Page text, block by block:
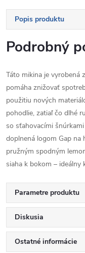
Popis produktu
Podrobný
Táto mikina je vyrobená
pomáha znižovať
použitiu nových
pohodlie, zatiaľ čo dlhé
so sťahovacími
doplnená logom Gap na
pružným spodným
siaha k bokom – ideálny
Parametre produktu
Diskusia
Ostatné informácie